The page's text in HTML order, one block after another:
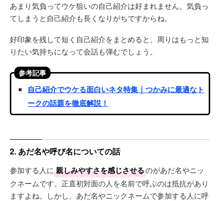
あまり気負ってウケ狙いの自己紹介は好まれません。気負っ
てしまうと自己紹介も長くなりがちですからね。
好印象を残して短く自己紹介をまとめると、周りはもっと知
りたい気持ちになって会話も弾むでしょう。
参考記事
自己紹介でウケる面白いネタ特集｜つかみに最適なト
ークの話題を徹底解説！
2. あだ名や呼び名についての話
参加する人に 親しみやすさを感じさせるのがあだ名やニッ
クネームです。正直初対面の人を名前で呼ぶのは抵抗があり
ますよね。しかし、あだ名やニックネームで参加する人に呼